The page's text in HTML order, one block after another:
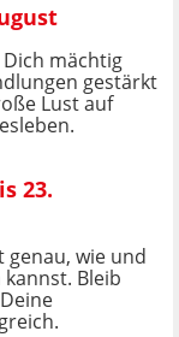
mächtig
gestärkt
Lust auf
23.
genau, wie und
Bleib